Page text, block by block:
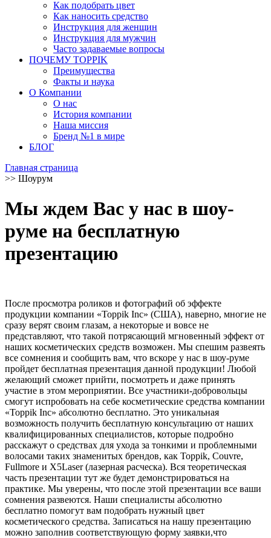
Как подобрать цвет
Как наносить средство
Инструкция для женщин
Инструкция для мужчин
Часто задаваемые вопросы
ПОЧЕМУ TOPPIK
Преимущества
Факты и наука
О Компании
О нас
История компании
Наша миссия
Бренд №1 в мире
БЛОГ
Главная страница
>> Шоурум
Мы ждем Вас у нас в шоу-
руме на бесплатную
презентацию
После просмотра роликов и фотографий об эффекте
продукции компании «Toppik Inc» (США), наверно, многие не
сразу верят своим глазам, а некоторые и вовсе не
представляют, что такой потрясающий мгновенный эффект от
наших косметических средств возможен. Мы спешим развеять
все сомнения и сообщить вам, что вскоре у нас в шоу-руме
пройдет бесплатная презентация данной продукции! Любой
желающий сможет прийти, посмотреть и даже принять
участие в этом мероприятии. Все участники-добровольцы
смогут испробовать на себе косметические средства компании
«Toppik Inc» абсолютно бесплатно. Это уникальная
возможность получить бесплатную консультацию от наших
квалифицированных специалистов, которые подробно
расскажут о средствах для ухода за тонкими и проблемными
волосами таких знаменитых брендов, как Toppik, Couvre,
Fullmore и Х5Laser (лазерная расческа). Вся теоретическая
часть презентации тут же будет демонстрироваться на
практике. Мы уверены, что после этой презентации все ваши
сомнения развеются. Наши специалисты абсолютно
бесплатно помогут вам подобрать нужный цвет
косметического средства. Записаться на нашу презентацию
можно заполнив соответствующую форму заявки,что